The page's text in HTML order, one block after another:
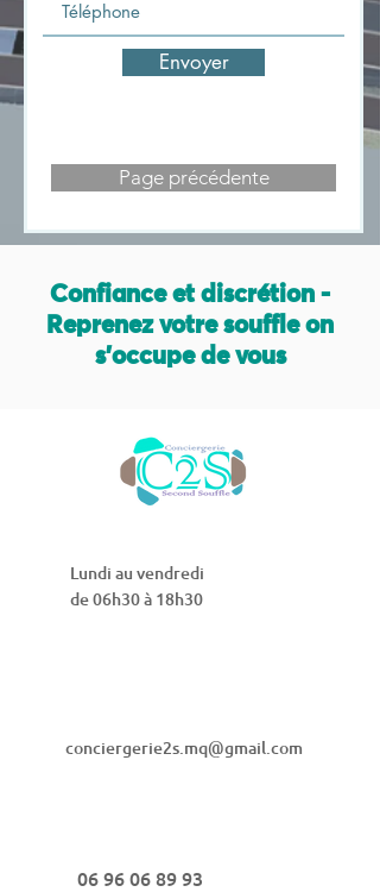
Envoyer
Page précédente
Confiance et discrétion -
Reprenez votre souffle on
s'occupe de vous
Lundi au vendredi
de 06h30 à 18h30
conciergerie2s.mq@gmail.com
06 96 06 89 93